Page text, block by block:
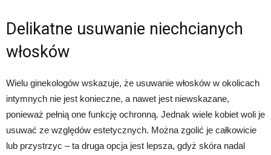
Delikatne usuwanie niechcianych
włosków
Wielu ginekologów wskazuje, że usuwanie włosków w okolicach
intymnych nie jest konieczne, a nawet jest niewskazane,
ponieważ pełnią one funkcję ochronną. Jednak wiele kobiet woli je
usuwać ze względów estetycznych. Można zgolić je całkowicie
lub przystrzyc – ta druga opcja jest lepsza, gdyż skóra nadal